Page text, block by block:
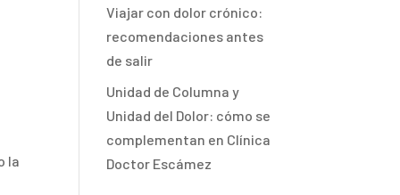
la
Viajar con dolor crónico:
recomendaciones antes
de salir
Unidad de Columna y
Unidad del Dolor: cómo se
complementan en Clínica
Doctor Escámez